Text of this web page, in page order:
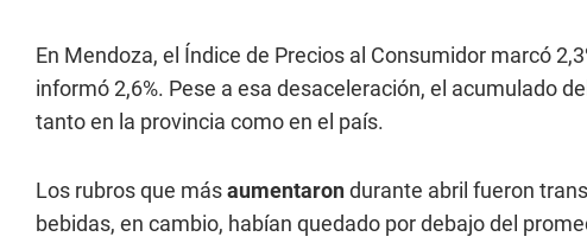
En Mendoza, el Índice de Precios al Consumidor marcó
informó 2,6%. Pese a esa desaceleración, el acumulado
tanto en la provincia como en el país.
Los rubros que másaumentarondurante abril fueron
bebidas, en cambio, habían quedado por debajo del